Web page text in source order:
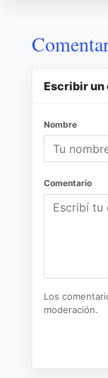
Escribir
Nombre
Comentario
Los
moderación.